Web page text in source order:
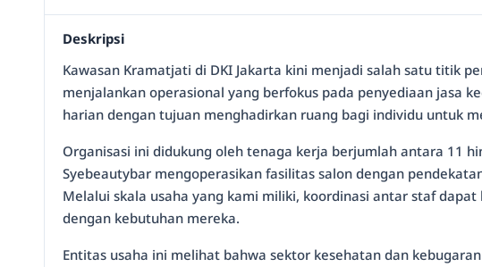
Deskripsi
Kawasan Kramatjati di DKI Jakarta kini menjadi salah satu titik
menjalankan operasional yang berfokus pada penyediaan jasa
harian dengan tujuan menghadirkan ruang bagi individu untuk
Organisasi ini didukung oleh tenaga kerja berjumlah antara 11
Syebeautybar mengoperasikan fasilitas salon dengan
Melalui skala usaha yang kami miliki, koordinasi antar staf
dengan kebutuhan mereka.
Entitas usaha ini melihat bahwa sektor kesehatan dan